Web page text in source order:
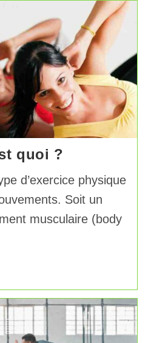
quoi ?
d’exercice physique
Soit un
musculaire (body